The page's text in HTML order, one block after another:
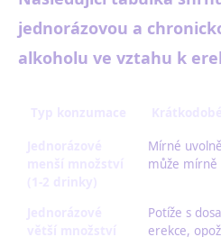
jednorázovou a
alkoholu ve vztahu k
Mírné
může mírně
Potíže s
erekce,